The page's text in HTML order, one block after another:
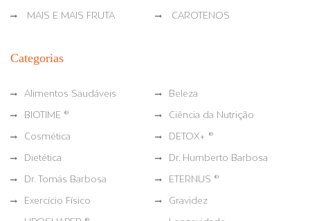
MAIS E MAIS FRUTA CAROTENOS
Categorias
Alimentos Saudáveis Beleza
BIOTIME ® Ciência da Nutrição
Cosmética DETOX+ ®
Dietética Dr. Humberto Barbosa
Dr. Tomás Barbosa ETERNUS ®
Exercício Físico Gravidez